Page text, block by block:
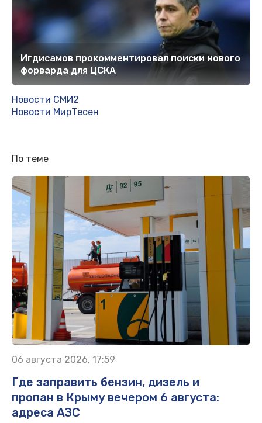
Игдисамов прокомментировал поиски нового
форварда для ЦСКА
Новости СМИ2
Новости МирТесен
По теме
06 августа 2026, 17:59
Где заправить бензин, дизель и
пропан в Крыму вечером 6 августа:
адреса АЗС